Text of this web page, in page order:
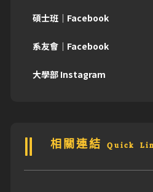
碩士班｜Facebook
系友會｜Facebook
大學部 Instagram
相關連結 Quick